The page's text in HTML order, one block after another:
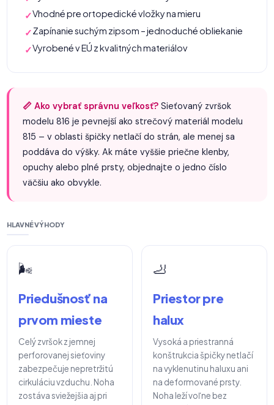
✓Vhodné pre ortopedické vložky na mieru
✓Zapínanie suchým zipsom – jednoduché obliekanie
✓Vyrobené v EÚ z kvalitných materiálov
📏 Ako vybrať správnu veľkosť? Sieťovaný zvršok
modelu 816 je pevnejší ako strečový materiál modelu
815 – v oblasti špičky netlačí do strán, ale menej sa
poddáva do výšky. Ak máte vyššie priečne klenby,
opuchy alebo plné prsty, objednajte o jedno číslo
väčšiu ako obvykle.
HLAVNÉ VÝHODY
🌬️
Priedušnosť na
prvom mieste
Celý zvršok z jemnej
perforovanej sieťoviny
zabezpečuje nepretržitú
cirkuláciu vzduchu. Noha
zostáva sviežejšia aj pri
🦶
Priestor pre
halux
Vysoká a priestranná
konštrukcia špičky netlačí
na vyklenutinu haluxu ani
na deformované prsty.
Noha leží voľne bez